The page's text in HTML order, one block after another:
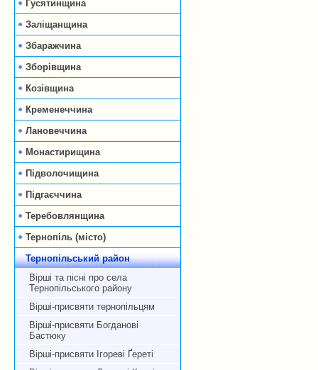
Гусятинщина
Заліщанщина
Збаражчина
Зборівщина
Козівщина
Кременеччина
Лановеччина
Монастирищина
Підволочищина
Підгаєччина
Теребовлянщина
Тернопіль (місто)
Тернопільський район
Вірші та пісні про села
Тернопільського району
Вірші-присвяти тернопільцям
Вірші-присвяти Богданові
Бастюку
Вірші-присвяти Ігореві Ґереті